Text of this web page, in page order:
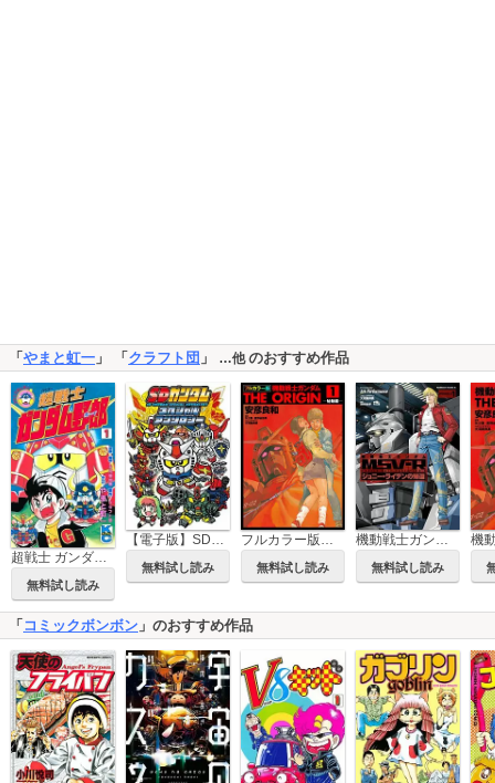
「 やまと虹一 」 「 クラフト団 」 …他のおすすめ作品
無料試し読み
【電子版】SDガンダムスペシャルアンソロジー
無料試し読み
フルカラー版 機動戦士ガンダムTHE ORIGIN
無料試し読み
機動戦士ガンダム MSV-R ジョニー・ライデンの帰還
無料試し読み
「コミックボンボン 」のおすすめ作品